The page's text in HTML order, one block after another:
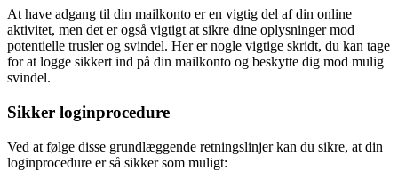
At have adgang til din mailkonto er en vigtig del af din online
aktivitet, men det er også vigtigt at sikre dine oplysninger mod
potentielle trusler og svindel. Her er nogle vigtige skridt, du kan tage
for at logge sikkert ind på din mailkonto og beskytte dig mod mulig
svindel.
Sikker loginprocedure
Ved at følge disse grundlæggende retningslinjer kan du sikre, at din
loginprocedure er så sikker som muligt: